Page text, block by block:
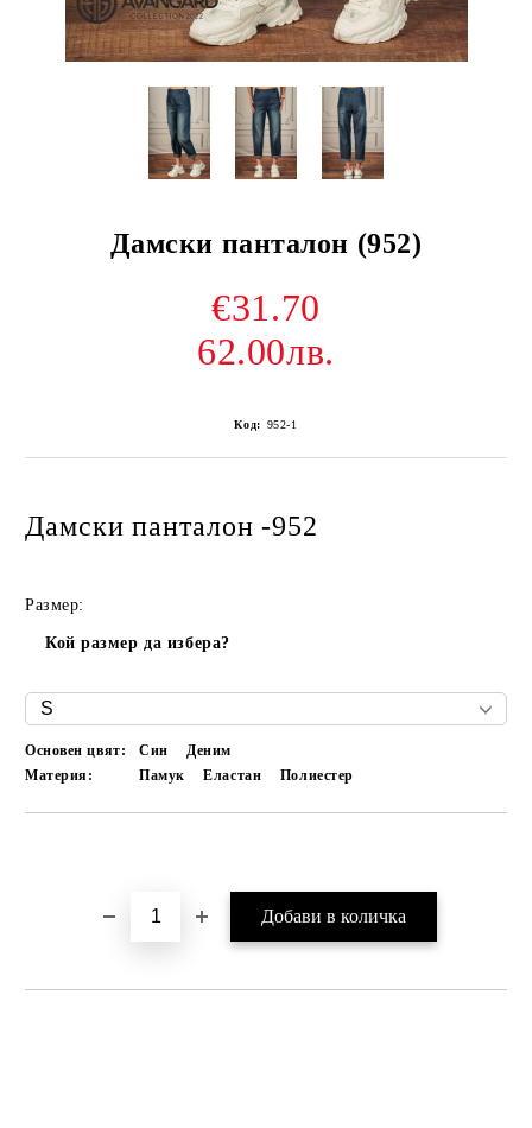
Дамски панталон (952)
€31.70
62.00лв.
Код: 952-1
Дамски панталон -952
Размер:
Кой размер да избера?
Основен цвят: Син
Деним
Материя:
Памук Еластан Полиестер